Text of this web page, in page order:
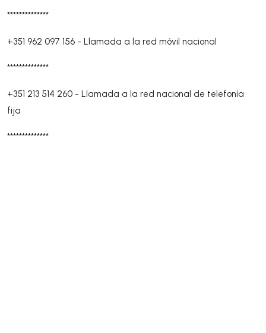
**************
+351 962 097 156 - Llamada a la red móvil nacional
**************
+351 213 514 260 - Llamada a la red nacional de telefonía
fija
**************